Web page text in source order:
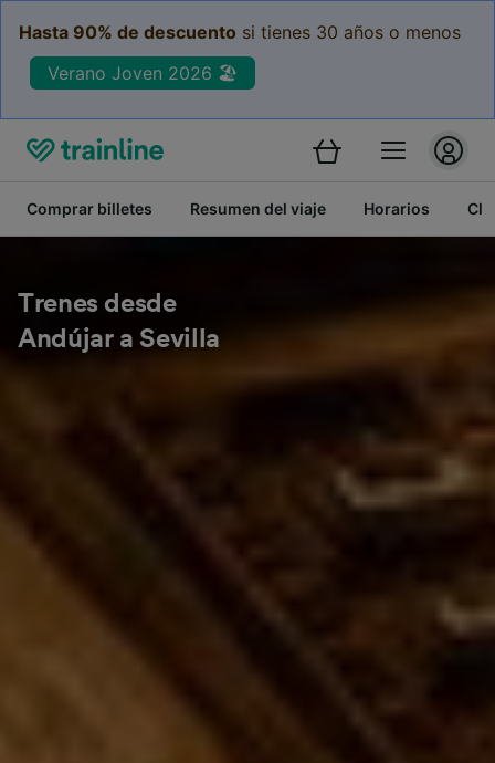
Hasta 90% de descuento si tienes 30 años o menos
Verano Joven 2026 🏖️
Comprar billetes Resumen del viaje Horarios
Trenes desde
Andújar a Sevilla